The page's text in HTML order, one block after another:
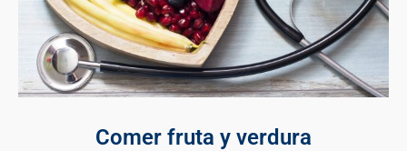
Comer fruta y verdura